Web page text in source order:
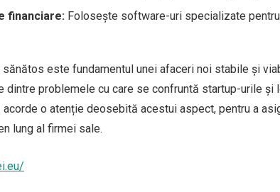
financiare: Folosește software-uri specializate
este fundamentul unei afaceri noi stabile și
dintre problemele cu care se confruntă startup-urile și
o atenție deosebită acestui aspect, pentru a
lung al firmei sale.